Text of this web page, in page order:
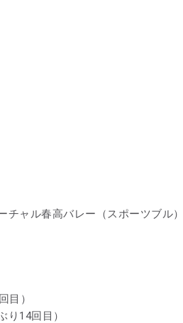
ャル春高バレー（スポーツブル）
目）
14回目）